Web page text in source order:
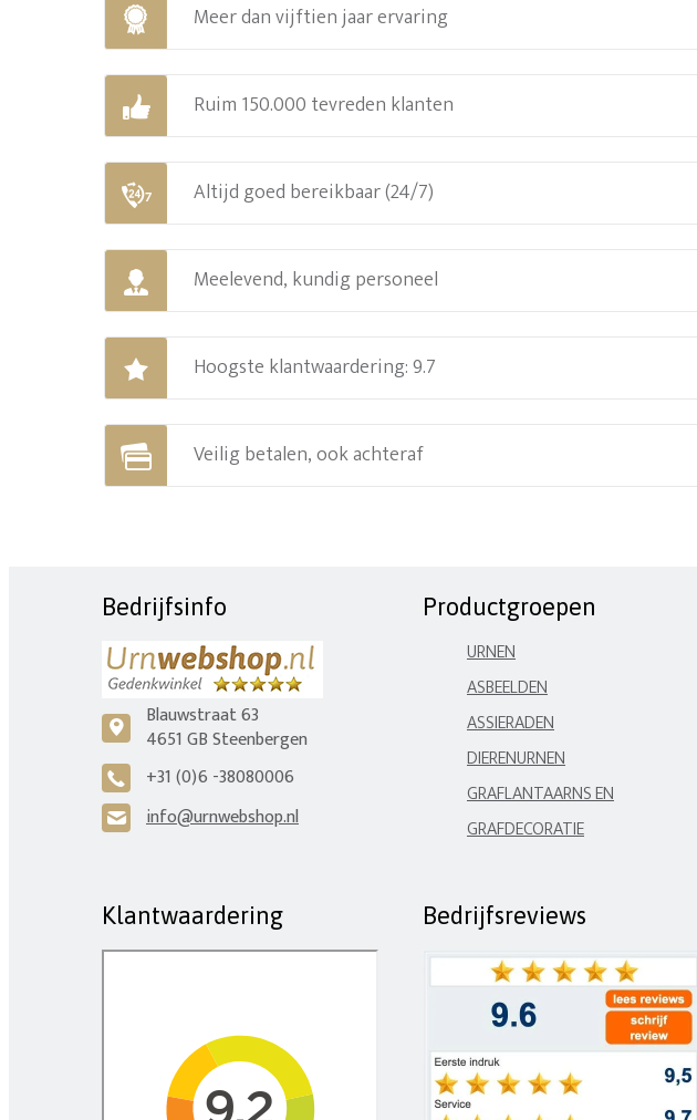
Meer dan vijftien jaar ervaring
Ruim 150.000 tevreden klanten
Altijd goed bereikbaar (24/7)
Meelevend, kundig personeel
Hoogste klantwaardering: 9.7
Veilig betalen, ook achteraf
Bedrijfsinfo
c
Blauwstraat 63
4651 GB Steenbergen
A +31 (0)6 -38080006
H info@urnwebshop.nl
Productgroepen
URNEN
ASBEELDEN
ASSIERADEN
DIERENURNEN
GRAFLANTAARNS EN
GRAFDECORATIE
Klantwaardering Bedrijfsreviews